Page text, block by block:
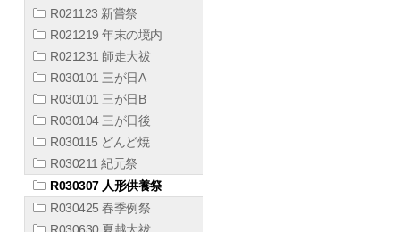
R021123 新嘗祭
R021219 年末の境内
R021231 師走大祓
R030101 三が日A
R030101 三が日B
R030104 三が日後
R030115 どんど焼
R030211 紀元祭
R030307 人形供養祭
R030425 春季例祭
R030630 夏越大祓